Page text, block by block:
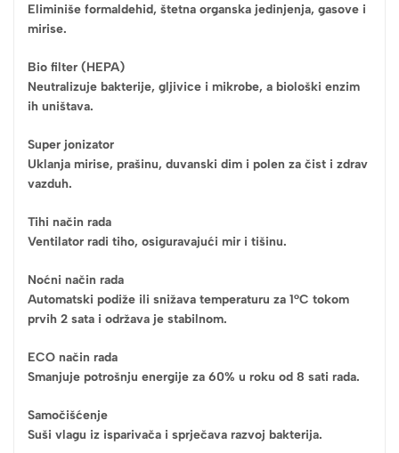
Eliminiše formaldehid, štetna organska jedinjenja, gasove i
mirise.
Bio filter (HEPA)
Neutralizuje bakterije, gljivice i mikrobe, a biološki enzim
ih uništava.
Super jonizator
Uklanja mirise, prašinu, duvanski dim i polen za čist i zdrav
vazduh.
Tihi način rada
Ventilator radi tiho, osiguravajući mir i tišinu.
Noćni način rada
Automatski podiže ili snižava temperaturu za 1°C tokom
prvih 2 sata i održava je stabilnom.
ECO način rada
Smanjuje potrošnju energije za 60% u roku od 8 sati rada.
Samočišćenje
Suši vlagu iz isparivača i sprječava razvoj bakterija.